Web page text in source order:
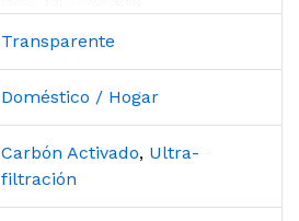
Transparente
Doméstico / Hogar
Carbón Activado, Ultra-
filtración